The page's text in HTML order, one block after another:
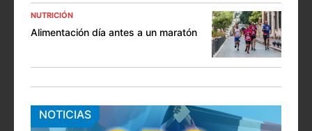
NUTRICIÓN
Alimentación día antes a un maratón
NOTICIAS